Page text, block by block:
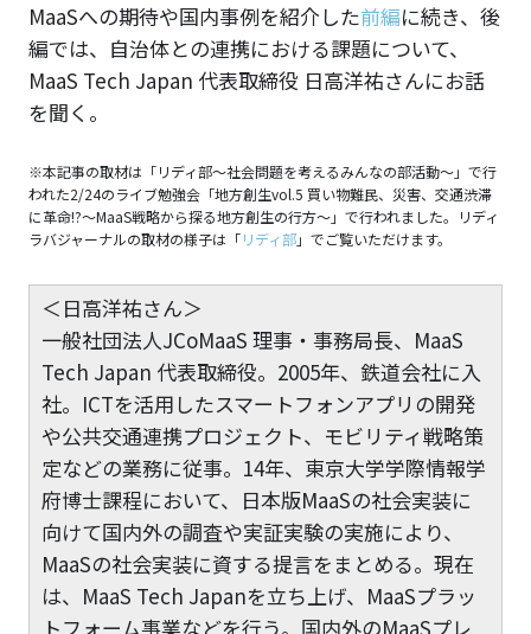
MaaSへの期待や国内事例を紹介した前編に続き、後
編では、自治体との連携における課題について、
MaaS Tech Japan 代表取締役 日高洋祐さんにお話
を聞く。
※本記事の取材は「リディ部〜社会問題を考えるみんなの部活動〜」で行
われた2/24のライブ勉強会「地方創生vol.5 買い物難民、災害、交通渋滞
に革命!?～MaaS戦略から探る地方創生の行方～」で行われました。リディ
ラバジャーナルの取材の様子は「リディ部」でご覧いただけます。
＜日高洋祐さん＞
一般社団法人JCoMaaS 理事・事務局長、MaaS
Tech Japan 代表取締役。2005年、鉄道会社に入
社。ICTを活用したスマートフォンアプリの開発
や公共交通連携プロジェクト、モビリティ戦略策
定などの業務に従事。14年、東京大学学際情報学
府博士課程において、日本版MaaSの社会実装に
向けて国内外の調査や実証実験の実施により、
MaaSの社会実装に資する提言をまとめる。現在
は、MaaS Tech Japanを立ち上げ、MaaSプラッ
トフォーム事業などを行う。国内外のMaaSプレ